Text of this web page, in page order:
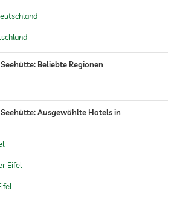
Beliebte Regionen
Ausgewählte Hotels in
Eifel